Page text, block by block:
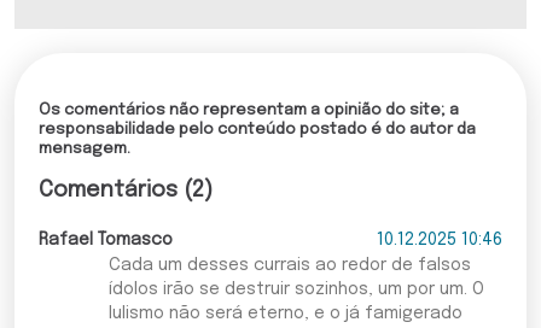
Os comentários não representam a opinião do site; a
responsabilidade pelo conteúdo postado é do autor da
mensagem.
Comentários (2)
Rafael Tomasco
10.12.2025 10:46
Cada um desses currais ao redor de falsos
ídolos irão se destruir sozinhos, um por um. O
lulismo não será eterno, e o já famigerado